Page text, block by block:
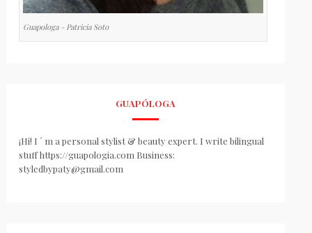
Guapologa - Patricia Soto
GUAPÓLOGA
¡Hi! I ´ m a personal stylist & beauty expert. I write bilingual
stuff https://guapologia.com Business:
styledbypaty@gmail.com